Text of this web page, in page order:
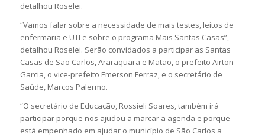
detalhou Roselei.
“Vamos falar sobre a necessidade de mais testes, leitos de
enfermaria e UTI e sobre o programa Mais Santas Casas”,
detalhou Roselei. Serão convidados a participar as Santas
Casas de São Carlos, Araraquara e Matão, o prefeito Airton
Garcia, o vice-prefeito Emerson Ferraz, e o secretário de
Saúde, Marcos Palermo.
“O secretário de Educação, Rossieli Soares, também irá
participar porque nos ajudou a marcar a agenda e porque
está empenhado em ajudar o município de São Carlos a